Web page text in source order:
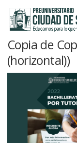
contenido
INICIO
TALLERES
Copia de
(horizontal))